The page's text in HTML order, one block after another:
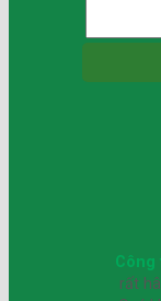
Công
rất